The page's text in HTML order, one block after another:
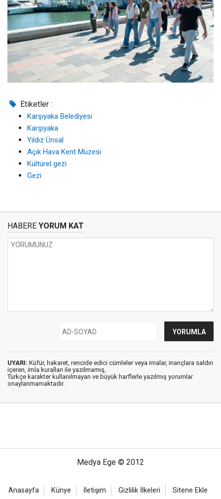
Etiketler :
Karşıyaka Belediyesi
Karşıyaka
Yıldız Ünsal
Açık Hava Kent Müzesi
Kültürel gezi
Gezi
HABERE YORUM KAT
UYARI: Küfür, hakaret, rencide edici cümleler veya imalar, inançlara saldırı
içeren, imla kuralları ile yazılmamış,
Türkçe karakter kullanılmayan ve büyük harflerle yazılmış yorumlar
onaylanmamaktadır.
Medya Ege © 2012
Anasayfa Künye İletişim Gizlilik İlkeleri Sitene Ekle